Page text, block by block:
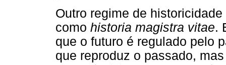
Outro regime de
como historia magistra vitae.
que o futuro é regulado pelo
que reproduz o passado,